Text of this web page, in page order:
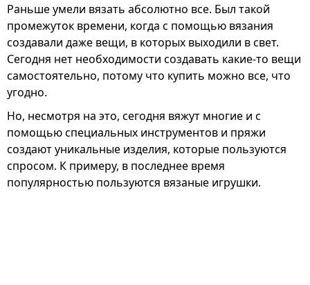
Раньше умели вязать абсолютно все. Был такой
промежуток времени, когда с помощью вязания
создавали даже вещи, в которых выходили в свет.
Сегодня нет необходимости создавать какие-то вещи
самостоятельно, потому что купить можно все, что
угодно.
Но, несмотря на это, сегодня вяжут многие и с
помощью специальных инструментов и пряжи
создают уникальные изделия, которые пользуются
спросом. К примеру, в последнее время
популярностью пользуются вязаные игрушки.